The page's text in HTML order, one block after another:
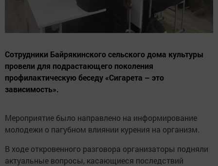
Сотрудники Байрякинского сельского дома культуры
провели для подрастающего поколения
профилактическую беседу «Сигарета – это
зависимость».
Мероприятие было направлено на информирование
молодежи о пагубном влиянии курения на организм.
В ходе откровенного разговора организаторы подняли
актуальные вопросы, касающиеся последствий